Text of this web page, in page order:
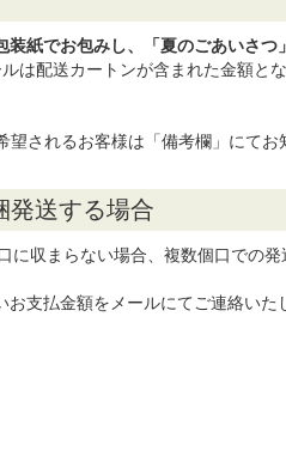
紙でお包みし、「夏のごあいさ
は配送カートンが含まれた金額と
されるお客様は「備考欄」にてお
発送する場合
収まらない場合、複数個口での発
支払金額をメールにてご連絡いた